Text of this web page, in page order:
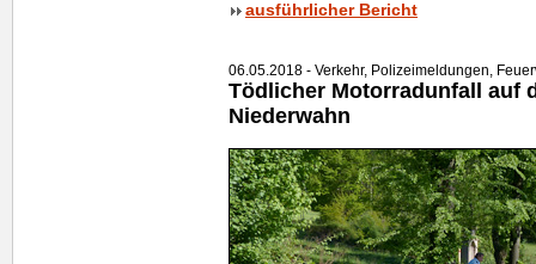
ausführlicher Bericht
06.05.2018 - Verkehr, Polizeimeldungen,
Tödlicher Motorradunfall auf
Niederwahn